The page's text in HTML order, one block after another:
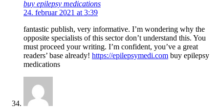
buy epilepsy medications
24. februar 2021 at 3:39
fantastic publish, very informative. I’m wondering why the
opposite specialists of this sector don’t understand this. You
must proceed your writing. I’m confident, you’ve a great
readers’ base already! https://epilepsymedi.com buy epilepsy
medications